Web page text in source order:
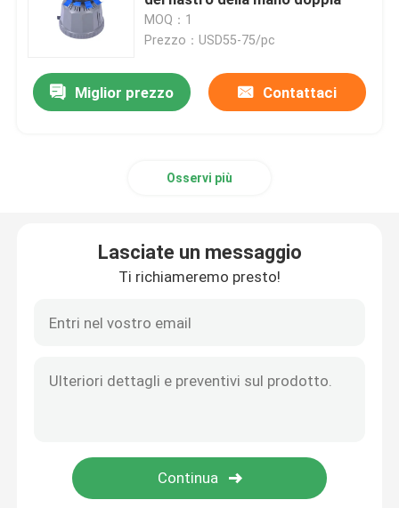
Erogatore elettrico dell'etichetta
Macchina dell'alimentatore di vite
Locale essiccatoio dell'animale domestico
Animale domestico che asciuga scatola
Cat Smart Toilet
Micro macchina della bolla per i cani
MOQ：1
Prezzo：USD55-75/pc
Miglior prezzo Contattaci
Osservi più
Lasciate un messaggio
Ti richiameremo presto!